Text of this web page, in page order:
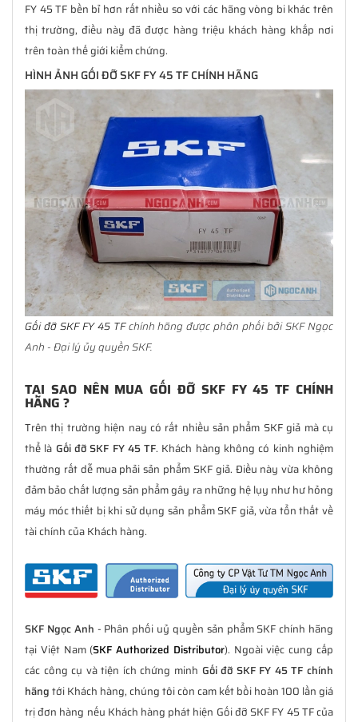
FY 45 TF bền bỉ hơn rất nhiều so với các hãng vòng bi khác trên
thị trường, điều này đã được hàng triệu khách hàng khắp nơi
trên toàn thế giới kiểm chứng.
HÌNH ẢNH GỐI ĐỠ SKF FY 45 TF CHÍNH HÃNG
Gối đỡ SKF FY 45 TFchính hãng được phân phối bởi SKF Ngọc
Anh - Đại lý ủy quyền SKF.
TẠI SAO NÊN MUA GỐI ĐỠ SKF FY 45 TF CHÍNH
HÃNG ?
Trên thị trường hiện nay có rất nhiều sản phẩm SKF giả mà cụ
thể là Gối đỡ SKF FY 45 TF. Khách hàng không có kinh nghiệm
thường rất dễ mua phải sản phẩm SKF giả. Điều này vừa không
đảm bảo chất lượng sản phẩm gây ra những hệ lụy như hư hỏng
máy móc thiết bị khi sử dụng sản phẩm SKF giả, vừa tổn thất về
tài chính của Khách hàng.
SKF Ngọc Anh - Phân phối uỷ quyền sản phẩm SKF chính hãng
tại Việt Nam (SKF Authorized Distributor). Ngoài việc cung cấp
các công cụ và tiện ích chứng minh Gối đỡ SKF FY 45 TF chính
hãngtới Khách hàng, chúng tôi còn cam kết bồi hoàn 100 lần giá
trị đơn hàng nếu Khách hàng phát hiện Gối đỡ SKF FY 45 TF của